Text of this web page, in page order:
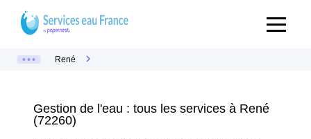
René
Gestion de l'eau : tous les services à René
(72260)